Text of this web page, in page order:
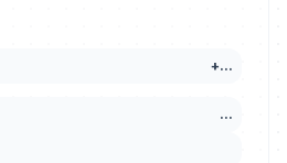
+...
...